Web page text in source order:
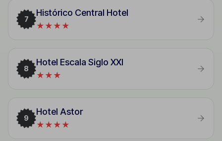
7
Histórico Central Hotel
★★★★
8
Hotel Escala Siglo XXI
★★★
9
Hotel Astor
★★★★